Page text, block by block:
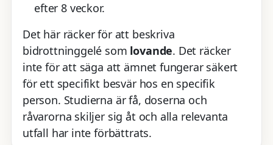
efter 8 veckor.
Det här räcker för att beskriva
bidrottninggelé som lovande. Det räcker
inte för att säga att ämnet fungerar säkert
för ett specifikt besvär hos en specifik
person. Studierna är få, doserna och
råvarorna skiljer sig åt och alla relevanta
utfall har inte förbättrats.